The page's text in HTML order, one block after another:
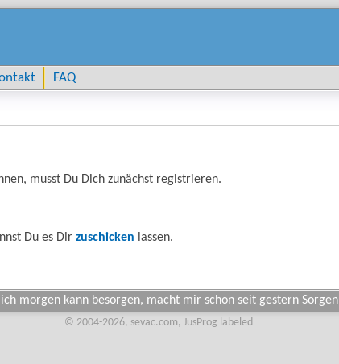
FAQ
musst Du Dich zunächst registrieren.
Du es Dir zuschicken lassen.
ich morgen kann besorgen, macht mir schon seit gestern
© 2004-2026, sevac.com, JusProg labeled